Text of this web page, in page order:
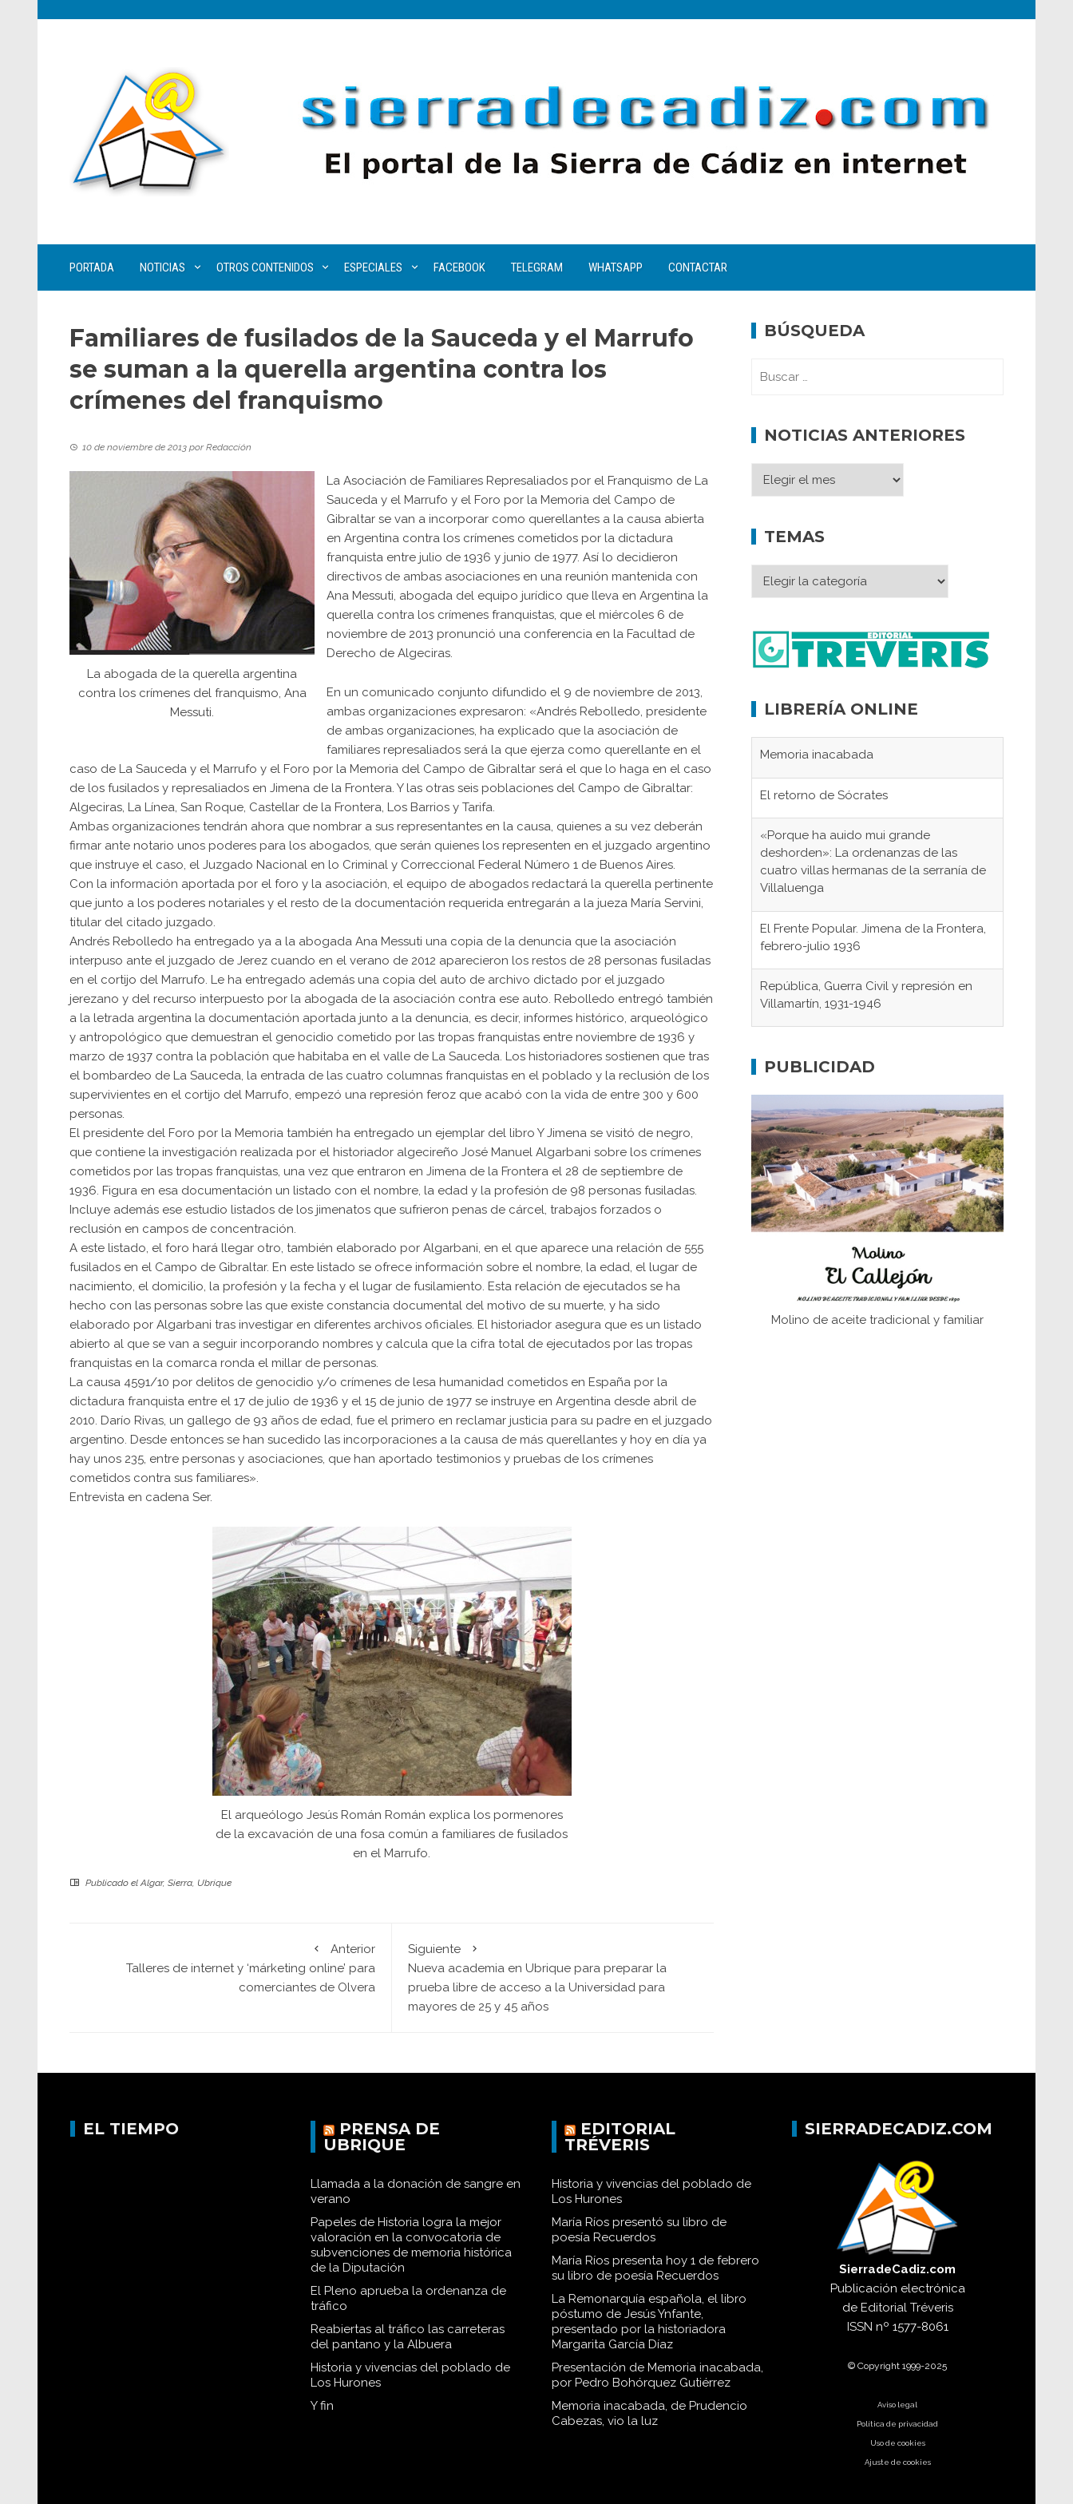
PORTADA NOTICIAS OTROS CONTENIDOS ESPECIALES FACEBOOK TELEGRAM WHATSAPP CONTACTAR
Familiares de fusilados de la Sauceda y el Marrufo
se suman a la querella argentina contra los
crímenes del franquismo
10 de noviembre de 2013 porRedacción
La abogada de la querella argentina
contra los crímenes del franquismo, Ana
Messuti.
La Asociación de Familiares Represaliados por el Franquismo de La
Sauceda y el Marrufo y el Foro por la Memoria del Campo de
Gibraltar se van a incorporar como querellantes a la causa abierta
en Argentina contra los crímenes cometidos por la dictadura
franquista entre julio de 1936 y junio de 1977. Así lo decidieron
directivos de ambas asociaciones en una reunión mantenida con
Ana Messuti, abogada del equipo jurídico que lleva en Argentina la
querella contra los crímenes franquistas, que el miércoles 6 de
noviembre de 2013 pronunció una conferencia en la Facultad de
Derecho de Algeciras.
En un comunicado conjunto difundido el 9 de noviembre de 2013,
ambas organizaciones expresaron: «Andrés Rebolledo, presidente
de ambas organizaciones, ha explicado que la asociación de
familiares represaliados será la que ejerza como querellante en el
caso de La Sauceda y el Marrufo y el Foro por la Memoria del Campo de Gibraltar será el que lo haga en el caso
de los fusilados y represaliados en Jimena de la Frontera. Y las otras seis poblaciones del Campo de Gibraltar:
Algeciras, La Línea, San Roque, Castellar de la Frontera, Los Barrios y Tarifa.
Ambas organizaciones tendrán ahora que nombrar a sus representantes en la causa, quienes a su vez deberán
firmar ante notario unos poderes para los abogados, que serán quienes los representen en el juzgado argentino
que instruye el caso, el Juzgado Nacional en lo Criminal y Correccional Federal Número 1 de Buenos Aires.
Con la información aportada por el foro y la asociación, el equipo de abogados redactará la querella pertinente
que junto a los poderes notariales y el resto de la documentación requerida entregarán a la jueza María Servini,
titular del citado juzgado.
Andrés Rebolledo ha entregado ya a la abogada Ana Messuti una copia de la denuncia que la asociación
interpuso ante el juzgado de Jerez cuando en el verano de 2012 aparecieron los restos de 28 personas fusiladas
en el cortijo del Marrufo. Le ha entregado además una copia del auto de archivo dictado por el juzgado
jerezano y del recurso interpuesto por la abogada de la asociación contra ese auto. Rebolledo entregó también
a la letrada argentina la documentación aportada junto a la denuncia, es decir, informes histórico, arqueológico
y antropológico que demuestran el genocidio cometido por las tropas franquistas entre noviembre de 1936 y
marzo de 1937 contra la población que habitaba en el valle de La Sauceda. Los historiadores sostienen que tras
el bombardeo de La Sauceda, la entrada de las cuatro columnas franquistas en el poblado y la reclusión de los
supervivientes en el cortijo del Marrufo, empezó una represión feroz que acabó con la vida de entre 300 y 600
personas.
El presidente del Foro por la Memoria también ha entregado un ejemplar del libro Y Jimena se visitó de negro,
que contiene la investigación realizada por el historiador algecireño José Manuel Algarbani sobre los crímenes
cometidos por las tropas franquistas, una vez que entraron en Jimena de la Frontera el 28 de septiembre de
1936. Figura en esa documentación un listado con el nombre, la edad y la profesión de 98 personas fusiladas.
Incluye además ese estudio listados de los jimenatos que sufrieron penas de cárcel, trabajos forzados o
reclusión en campos de concentración.
A este listado, el foro hará llegar otro, también elaborado por Algarbani, en el que aparece una relación de 555
fusilados en el Campo de Gibraltar. En este listado se ofrece información sobre el nombre, la edad, el lugar de
nacimiento, el domicilio, la profesión y la fecha y el lugar de fusilamiento. Esta relación de ejecutados se ha
hecho con las personas sobre las que existe constancia documental del motivo de su muerte, y ha sido
elaborado por Algarbani tras investigar en diferentes archivos oficiales. El historiador asegura que es un listado
abierto al que se van a seguir incorporando nombres y calcula que la cifra total de ejecutados por las tropas
franquistas en la comarca ronda el millar de personas.
La causa 4591/10 por delitos de genocidio y/o crímenes de lesa humanidad cometidos en España por la
dictadura franquista entre el 17 de julio de 1936 y el 15 de junio de 1977 se instruye en Argentina desde abril de
2010. Darío Rivas, un gallego de 93 años de edad, fue el primero en reclamar justicia para su padre en el juzgado
argentino. Desde entonces se han sucedido las incorporaciones a la causa de más querellantes y hoy en día ya
hay unos 235, entre personas y asociaciones, que han aportado testimonios y pruebas de los crímenes
cometidos contra sus familiares».
Entrevista en cadena Ser.
El arqueólogo Jesús Román Román explica los pormenores
de la excavación de una fosa común a familiares de fusilados
en el Marrufo.
Publicado elAlgar, Sierra, Ubrique
Anterior
Talleres de internet y ‘márketing online’ para
comerciantes de Olvera
Siguiente
Nueva academia en Ubrique para preparar la
prueba libre de acceso a la Universidad para
mayores de 25 y 45 años
BÚSQUEDA
NOTICIAS ANTERIORES
TEMAS
LIBRERÍA ONLINE
Memoria inacabada
El retorno de Sócrates
«Porque ha auido mui grande
deshorden»: La ordenanzas de las
cuatro villas hermanas de la serranía de
Villaluenga
El Frente Popular. Jimena de la Frontera,
febrero-julio 1936
República, Guerra Civil y represión en
Villamartín, 1931-1946
concentración nazis
fundaciones de Bornos
El Frente Popular. Ubrique, febrero-julio
1936
Juntar las letras. La alfabetización en el
campo: del afán de saber a la
Historia y vivencias del poblado de Los
PUBLICIDAD
Molino de aceite tradicional y familiar
EL TIEMPO
PRENSA DE
UBRIQUE
Llamada a la donación de sangre en
verano
Papeles de Historia logra la mejor
valoración en la convocatoria de
subvenciones de memoria histórica
de la Diputación
El Pleno aprueba la ordenanza de
tráfico
Reabiertas al tráfico las carreteras
del pantano y la Albuera
Historia y vivencias del poblado de
Los Hurones
Y fin
EDITORIAL
TRÉVERIS
Historia y vivencias del poblado de
Los Hurones
María Ríos presentó su libro de
poesía Recuerdos
María Ríos presenta hoy 1 de febrero
su libro de poesía Recuerdos
La Remonarquía española, el libro
póstumo de Jesús Ynfante,
presentado por la historiadora
Margarita García Díaz
Presentación de Memoria inacabada,
por Pedro Bohórquez Gutiérrez
Memoria inacabada, de Prudencio
Cabezas, vio la luz
SIERRADECADIZ.COM
SierradeCadiz.com
Publicación electrónica
de Editorial Tréveris
ISSN nº 1577-8061
© Copyright 1999-2025
Aviso legal
Política de privacidad
Uso de cookies
Ajuste de cookies